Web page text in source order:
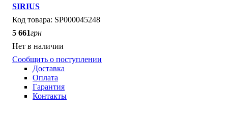
SIRIUS
SP000045248
5 661грн
Нет в наличии
Сообщить о поступлении
Доставка
Оплата
Гарантия
Контакты